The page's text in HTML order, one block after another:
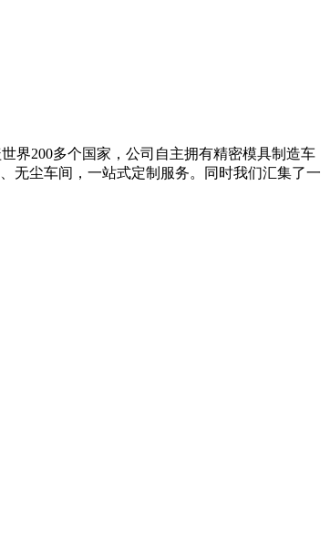
界200多个国家，公司自主拥有精密模具制造车
无尘车间，一站式定制服务。同时我们汇集了一